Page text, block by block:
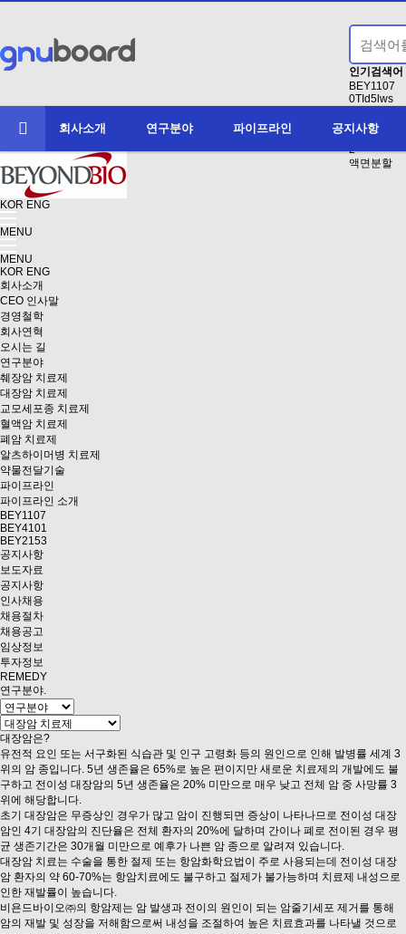
인기검색어
BEY1107
0TId5lws
1
clinic
2
액면분할
회사소개 연구분야 파이프라인 공지사항
KOR ENG
MENU
MENU
KOR ENG
회사소개
CEO 인사말
경영철학
회사연혁
오시는 길
연구분야
췌장암 치료제
대장암 치료제
교모세포종 치료제
혈액암 치료제
폐암 치료제
알츠하이머병 치료제
약물전달기술
파이프라인
파이프라인 소개
BEY1107
BEY4101
BEY2153
공지사항
보도자료
공지사항
인사채용
채용절차
채용공고
임상정보
투자정보
REMEDY
연구분야.
대장암은?
유전적 요인 또는 서구화된 식습관 및 인구 고령화 등의 원인으로 인해 발병률 세계 3
위의 암 종입니다. 5년 생존율은 65%로 높은 편이지만 새로운 치료제의 개발에도 불
구하고 전이성 대장암의 5년 생존율은 20% 미만으로 매우 낮고 전체 암 중 사망률 3
위 에 해당합니다.
초기 대장암은 무증상인 경우가 많고 암이 진행되면 증상이 나타나므로 전이성 대장
암인 4기 대장암의 진단율은 전체 환자의 20%에 달하며 간이나 폐로 전이된 경우 평
균 생존기간은 30개월 미만으로 예후가 나쁜 암 종으로 알려져 있습니다.
대장암 치료는 수술을 통한 절제 또는 항암화학요법이 주로 사용되는데 전이성 대장
암 환자의 약 60-70%는 항암치료에도 불구하고 절제가 불가능하며 치료제 내성으로
인한 재발률이 높습니다.
비욘드바이오㈜의 항암제는 암 발생과 전이의 원인이 되는 암줄기세포 제거를 통해
암의 재발 및 성장을 저해함으로써 내성을 조절하여 높은 치료효과를 나타낼 것으로